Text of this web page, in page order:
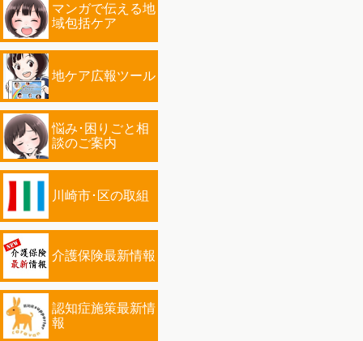
マンガで伝える地
域包括ケア
地ケア広報ツール
悩み･困りごと相
談のご案内
川崎市･区の取組
介護保険最新情報
認知症施策最新情
報